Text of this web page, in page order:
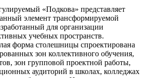
«Подкова» представляет
элемент трансформируемой
для организации
учебных пространств.
форма столешницы спроектирована
зон коллективного обучения,
зон групповой проектной работы,
аудиторий в школах, колледжах